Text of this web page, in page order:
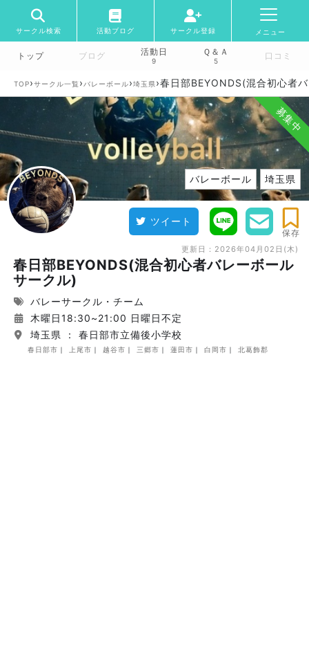
サークル検索 活動ブログ サークル登録 メニュー
トップ ブログ 活動日
9
Ｑ＆Ａ
5 口コミ
TOP›サークル一覧 › バレーボール›埼玉県›春日部BEYONDS(混合初心者
募集中
バレーボール 埼玉県
ツイート
保存
更新日： 2026年04月02日(木)
春日部BEYONDS(混合初心者バレーボール
サークル)
バレーサークル・チーム
木曜日18:30~21:00 日曜日不定
埼玉県 ： 春日部市立備後小学校
春日部市 上尾市 越谷市 三郷市 蓮田市 白岡市 北葛飾郡